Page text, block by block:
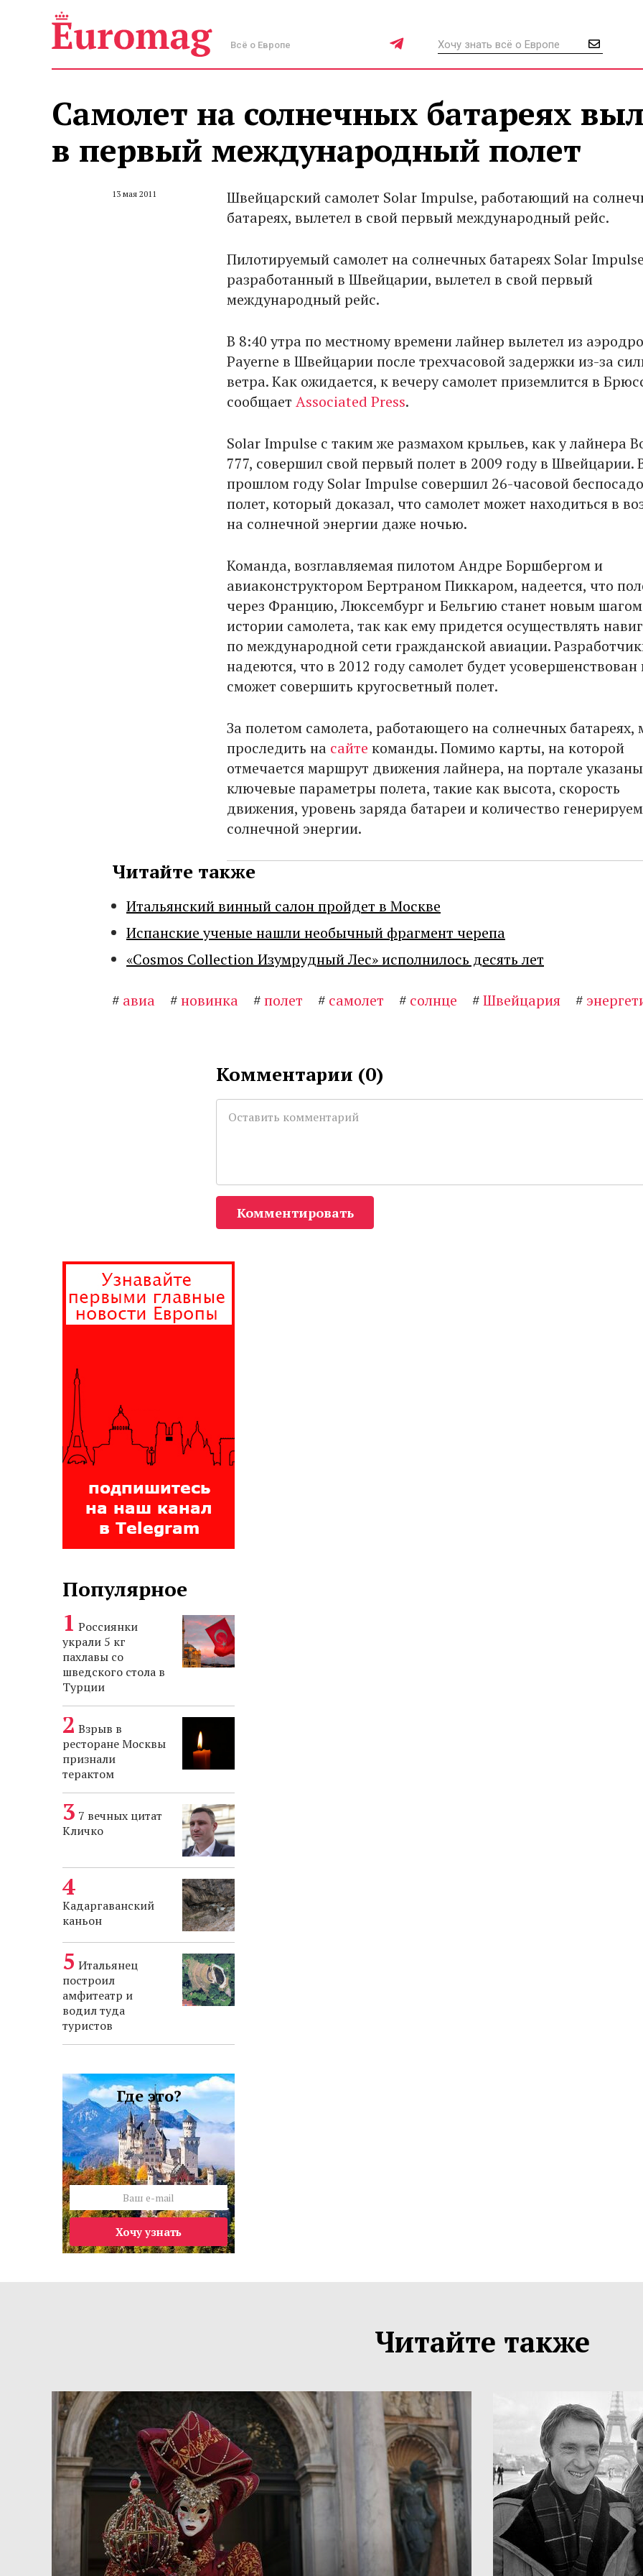
Всё о Европе
Самолет на солнечных батареях
в первый международный полет
13 мая 2011
Швейцарский самолет Solar Impulse, работающий на
батареях, вылетел в свой первый международный рейс.
Пилотируемый самолет на солнечных батареях Solar
разработанный в Швейцарии, вылетел в свой первый
международный рейс.
В 8:40 утра по местному времени лайнер вылетел из
Payerne в Швейцарии после трехчасовой задержки из-за
ветра. Как ожидается, к вечеру самолет приземлится в
сообщает Associated Press.
Solar Impulse с таким же размахом крыльев, как у лайнера
777, совершил свой первый полет в 2009 году в Швейцарии.
прошлом году Solar Impulse совершил 26-часовой
полет, который доказал, что самолет может находиться в
на солнечной энергии даже ночью.
Команда, возглавляемая пилотом Андре Боршбергом и
авиаконструктором Бертраном Пиккаром, надеется, что
через Францию, Люксембург и Бельгию станет новым
истории самолета, так как ему придется осуществлять
по международной сети гражданской авиации.
надеются, что в 2012 году самолет будет усовершенствован
сможет совершить кругосветный полет.
За полетом самолета, работающего на солнечных батареях,
проследить на сайте команды. Помимо карты, на которой
отмечается маршрут движения лайнера, на портале указаны
ключевые параметры полета, такие как высота, скорость
движения, уровень заряда батареи и количество
солнечной энергии.
Читайте также
Итальянский винный салон пройдет в Москве
Испанские ученые нашли необычный фрагмент черепа
«Cosmos Collection Изумрудный Лес» исполнилось десять лет
# авиа #новинка #полет # самолет # солнце #Швейцария #
Комментарии (0)
Комментировать
Популярное
Россиянки
украли 5 кг
пахлавы со
шведского стола в
Турции
Взрыв в
ресторане Москвы
признали
терактом
7 вечных цитат
Кличко
Кадаргаванский
каньон
Итальянец
построил
амфитеатр и
водил туда
туристов
Где это?
Хочу узнать
Читайте также